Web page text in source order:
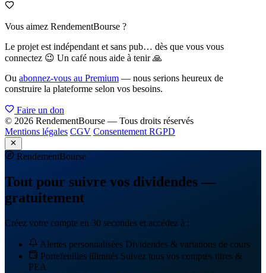
Vous aimez RendementBourse ?
Le projet est indépendant et sans pub… dès que vous vous
connectez 😉 Un café nous aide à tenir 🙏
Ou abonnez-vous au Premium — nous serions heureux de
construire la plateforme selon vos besoins.
Faire un don
© 2026 RendementBourse — Tous droits réservés
Mentions légales CGV Consentement RGPD
RendementBourse
Tout pour suivre vos dividendes —
gratuitement
Créez votre compte en 30 secondes et accédez à :
Alertes personnalisées Dividendes & variations de cours
Portefeuilles illimités Suivez tous vos comptes titres &
PEA